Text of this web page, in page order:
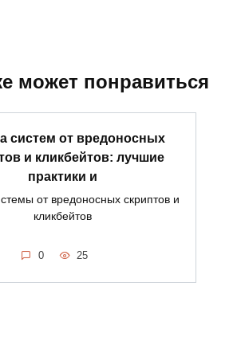
может понравиться
систем от вредоносных
и кликбейтов: лучшие
практики и
от вредоносных скриптов и
кликбейтов
0 25